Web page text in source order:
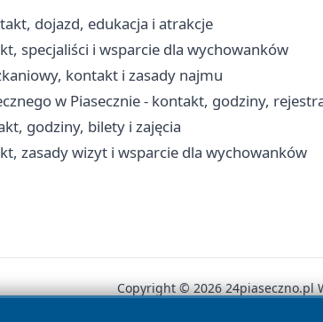
dojazd, edukacja i atrakcje
specjaliści i wsparcie dla wychowanków
kontakt i zasady najmu
w Piasecznie - kontakt, godziny,
godziny, bilety i zajęcia
zasady wizyt i wsparcie dla wychowanków
Copyright © 2026 24piaseczno.pl